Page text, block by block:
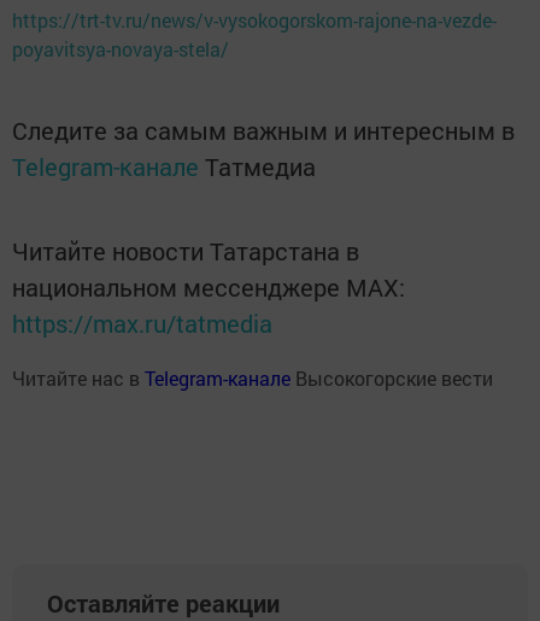
https://trt-tv.ru/news/v-vysokogorskom-rajone-na-vezde-
poyavitsya-novaya-stela/
Следите за самым важным и интересным в
Telegram-канале Татмедиа
Читайте новости Татарстана в
национальном мессенджере MАХ:
https://max.ru/tatmedia
Читайте нас в Telegram-канале Высокогорские вести
Оставляйте реакции